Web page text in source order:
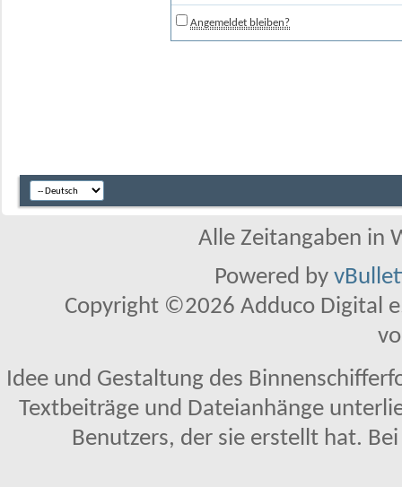
Angemeldet bleiben?
Alle Zeitangaben in
Powered by
Copyright ©2026 Adduco Digital
Idee und Gestaltung des
Textbeiträge und Dateianhänge
Benutzers, der sie erstellt hat.